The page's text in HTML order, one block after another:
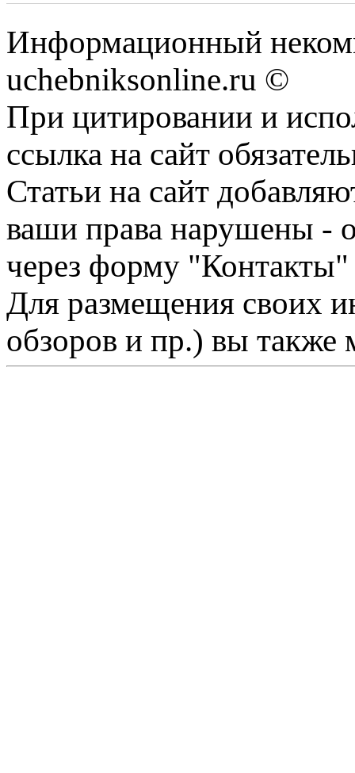
Информационный
uchebniksonline.ru ©
При цитировании и
ссылка на сайт
Статьи на сайт
ваши права нарушены -
через форму "Контакты"
Для размещения своих
обзоров и пр.) вы также